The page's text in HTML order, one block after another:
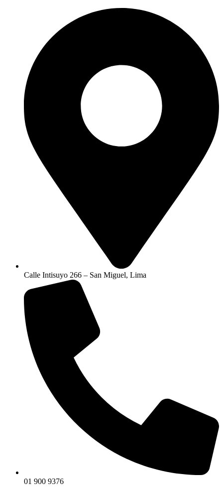
Calle Intisuyo 266 – San Miguel, Lima
01 900 9376